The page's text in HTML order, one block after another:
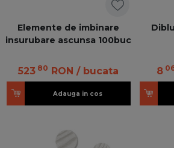
Elemente de imbinare
insurubare ascunsa 100buc
523 80 RON / bucata
Adauga in cos
8